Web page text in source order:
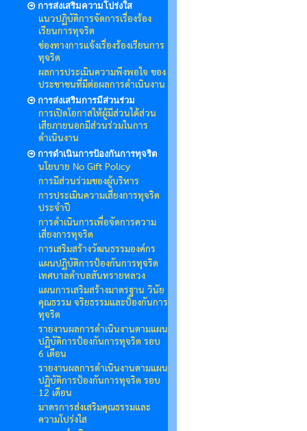
การส่งเสริมความโปร่งใส
แนวปฏิบัติการจัดการเรื่องร้อง
เรียนการทุจริต
ช่องทางการแจ้งเรื่องร้องเรียนการ
ทุจริต
ผลการประเมินความพึงพอใจ ของ
ประชาชนที่มีต่อผลการดำเนินงาน
การส่งเสริมการมีส่วนร่วม
การเปิดโอกาสให้ผู้มีส่วนได้ส่วน
เสียภายนอกมีส่วนร่วมในการ
ดำเนินงาน
การดำเนินการป้องกันการทุจริต
นโยบาย No Gift Policy
การมีส่วนร่วมของผู้บริหาร
การประเมินความเสี่ยงการทุจริต
ประจำปี
การดำเนินการเพื่อจัดการความ
เสี่ยงการทุจริต
การเสริมสร้างวัฒนธรรมองค์กร
แผนปฏิบัติการป้องกันการทุจริต
เทศบาลตำบลสันทรายหลวง
แผนการเสริมสร้างมาตรฐาน วินัย
คุณธรรม จริยธรรมและป้องกันการ
ทุจริต
รายงานผลการดำเนินงานตามแผน
ปฏิบัติการป้องกันการทุจริต รอบ
6 เดือน
รายงานผลการดำเนินงานตามแผน
ปฏิบัติการป้องกันการทุจริต รอบ
12 เดือน
มาตรการส่งเสริมคุณธรรมและ
ความโปร่งใส